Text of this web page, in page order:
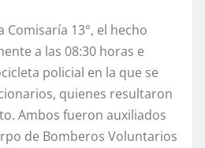
Comisaría 13°, el hecho
a las 08:30 horas e
policial en la que se
quienes resultaron
Ambos fueron auxiliados
de Bomberos Voluntarios